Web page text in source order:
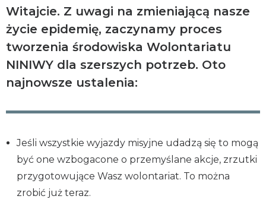
Witajcie. Z uwagi na zmieniającą nasze
życie epidemię, zaczynamy proces
tworzenia środowiska Wolontariatu
NINIWY dla szerszych potrzeb. Oto
najnowsze ustalenia:
Jeśli wszystkie wyjazdy misyjne udadzą się to mogą
być one wzbogacone o przemyślane akcje, zrzutki
przygotowujące Wasz wolontariat. To można
zrobić już teraz.